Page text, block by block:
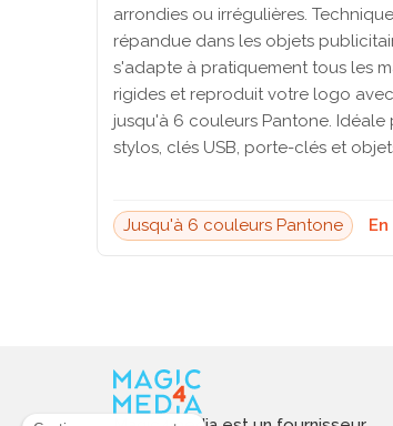
arrondies ou irrégulières.
répandue dans les objets
s'adapte à pratiquement tous les
rigides et reproduit votre logo
jusqu'à 6 couleurs Pantone. Idéale
stylos, clés USB, porte-clés et
Jusqu'à 6 couleurs Pantone